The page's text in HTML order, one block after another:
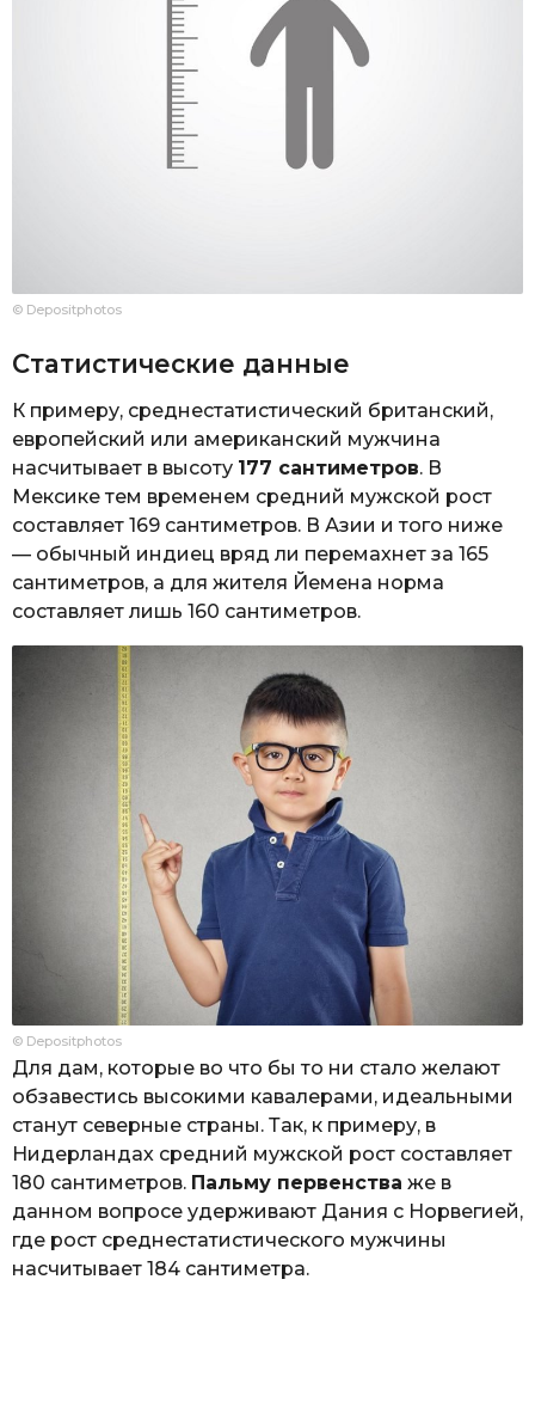
© Depositphotos
Статистические данные
К примеру, среднестатистический британский,
европейский или американский мужчина
насчитывает в высоту 177 сантиметров. В
Мексике тем временем средний мужской рост
составляет 169 сантиметров. В Азии и того ниже
— обычный индиец вряд ли перемахнет за 165
сантиметров, а для жителя Йемена норма
составляет лишь 160 сантиметров.
© Depositphotos
Для дам, которые во что бы то ни стало желают
обзавестись высокими кавалерами, идеальными
станут северные страны. Так, к примеру, в
Нидерландах средний мужской рост составляет
180 сантиметров. Пальму первенства же в
данном вопросе удерживают Дания с Норвегией,
где рост среднестатистического мужчины
насчитывает 184 сантиметра.